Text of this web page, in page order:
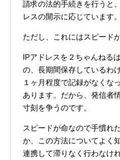
請求の法的手続きを行うと
レスの開示に応じています。
ただし、これにはスピード
IPアドレスを２ちゃんねる
の、長期間保存しているわ
１ヶ月程度で記録がなくな
あります。だから、発信者
寸刻を争うのです。
スピードが命なので手慣れ
か、この方法についてよく
連携して滞りなく行わなけ